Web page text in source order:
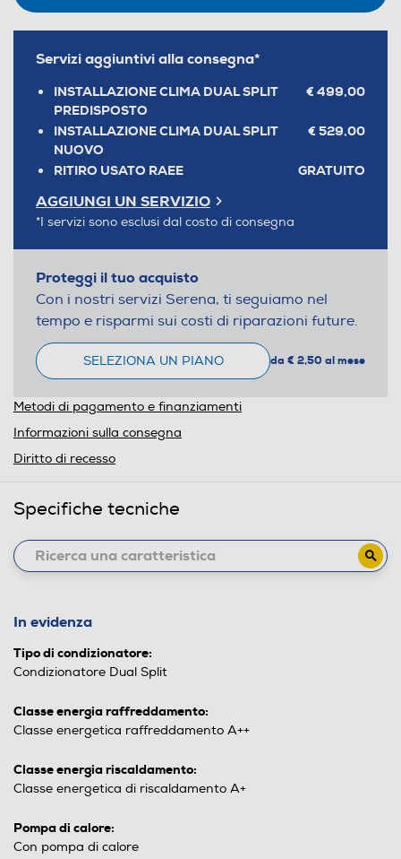
Servizi aggiuntivi alla consegna*
INSTALLAZIONE CLIMA DUAL SPLIT
PREDISPOSTO
€ 499,00
INSTALLAZIONE CLIMA DUAL SPLIT
NUOVO
€ 529,00
RITIRO USATO RAEE GRATUITO
AGGIUNGI UN SERVIZIO
*I servizi sono esclusi dal costo di consegna
Proteggi il tuo acquisto
Con i nostri servizi Serena, ti seguiamo nel
tempo e risparmi sui costi di riparazioni future.
SELEZIONA UN PIANO da € 2,50 al mese
Metodi di pagamento e finanziamenti
Informazioni sulla consegna
Diritto di recesso
Specifiche tecniche
In evidenza
Tipo di condizionatore:
Condizionatore Dual Split
Classe energia raffreddamento:
Classe energetica raffreddamento A++
Classe energia riscaldamento:
Classe energetica di riscaldamento A+
Pompa di calore:
Con pompa di calore